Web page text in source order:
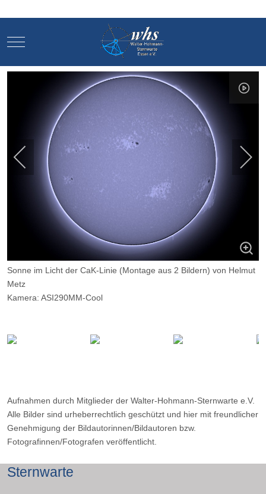
Mobile Menu Toggle
Sonne im Licht der CaK-Linie (Montage aus 2 Bildern) von Helmut
Metz
Kamera: ASI290MM-Cool
Filter: -
Aufnahmen durch Mitglieder der Walter-Hohmann-Sternwarte e.V.
Alle Bilder sind urheberrechtlich geschützt und hier mit freundlicher
Genehmigung der Bildautorinnen/Bildautoren bzw.
Fotografinnen/Fotografen veröffentlicht.
Sternwarte